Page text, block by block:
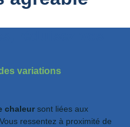
variations
chaleursont liées aux
ressentez à proximité de